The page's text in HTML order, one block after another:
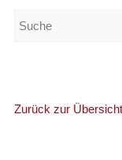
Zurück zur Übersicht